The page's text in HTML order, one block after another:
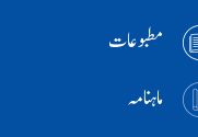
مطبوعات
ماہنامہ